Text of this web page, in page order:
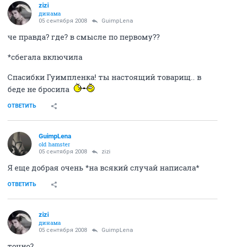
zizi
динама
05 сентября 2008 GuimpLеna
че правда? где? в смысле по первому??
*сбегала включила
Спасибки Гуимпленка! ты настоящий товарищ.. в
беде не бросила
ОТВЕТИТЬ
GuimpLеna
old hamster
05 сентября 2008 zizi
Я еще добрая очень *на всякий случай написала*
ОТВЕТИТЬ
zizi
динама
05 сентября 2008 GuimpLеna